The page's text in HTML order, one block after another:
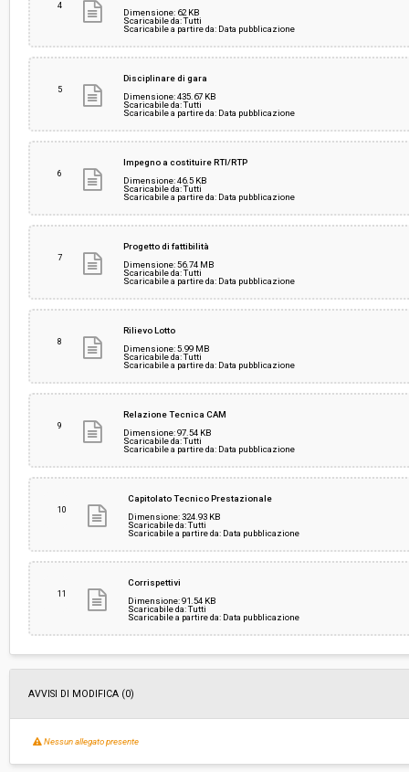
4
Dimensione: 62 KB
Scaricabile da: Tutti
Scaricabile a partire da: Data pubblicazione
5
Disciplinare di gara
Dimensione: 435.67 KB
Scaricabile da: Tutti
Scaricabile a partire da: Data pubblicazione
6
Impegno a costituire RTI/RTP
Dimensione: 46.5 KB
Scaricabile da: Tutti
Scaricabile a partire da: Data pubblicazione
7
Progetto di fattibilità
Dimensione: 56.74 MB
Scaricabile da: Tutti
Scaricabile a partire da: Data pubblicazione
8
Rilievo Lotto
Dimensione: 5.99 MB
Scaricabile da: Tutti
Scaricabile a partire da: Data pubblicazione
9
Relazione Tecnica CAM
Dimensione: 97.54 KB
Scaricabile da: Tutti
Scaricabile a partire da: Data pubblicazione
10
Capitolato Tecnico Prestazionale
Dimensione: 324.93 KB
Scaricabile da: Tutti
Scaricabile a partire da: Data pubblicazione
11
Corrispettivi
Dimensione: 91.54 KB
Scaricabile da: Tutti
Scaricabile a partire da: Data pubblicazione
AVVISI DI MODIFICA (0)
Nessun allegato presente